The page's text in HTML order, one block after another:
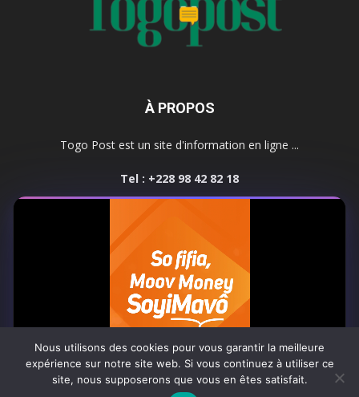
À PROPOS
Togo Post est un site d'information en ligne ...
Tel : +228 98 42 82 18
SUIVEZ NOUS
Africa-Newsroom Contact Activités du site
Nous utilisons des cookies pour vous garantir la meilleure
expérience sur notre site web. Si vous continuez à utiliser ce
site, nous supposerons que vous en êtes satisfait.